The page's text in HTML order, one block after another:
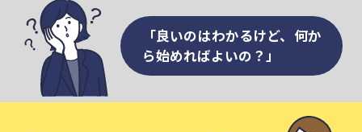
「良いのはわかるけど、何か
ら始めればよいの？」